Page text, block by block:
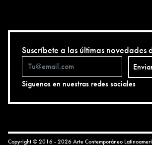
Suscríbete a las últimas novedades
Siguenos en nuestras redes sociales
Copyright © 2016 - 2026 Arte Contemporáneo